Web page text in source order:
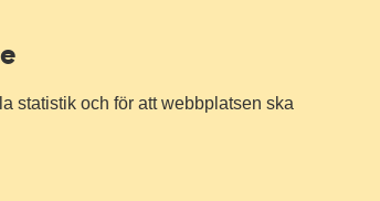
statistik och för att webbplatsen ska